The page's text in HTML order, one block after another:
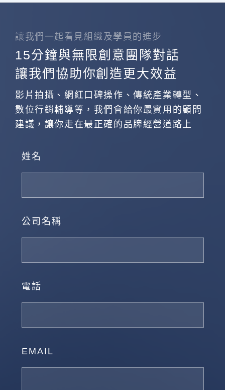
讓我們一起看見組織及學員的進步
15分鐘與無限創意團隊對話
讓我們協助你創造更大效益
影片拍攝、網紅口碑操作、傳統產業轉型、
數位行銷輔導等，我們會給你最實用的顧問
建議，讓你走在最正確的品牌經營道路上
姓名
公司名稱
電話
EMAIL